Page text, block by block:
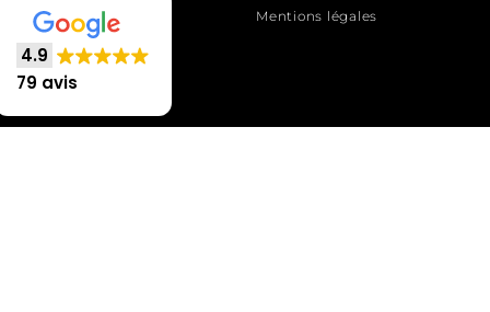
4.9
79 avis
de 9h à 18h
Mentions légales